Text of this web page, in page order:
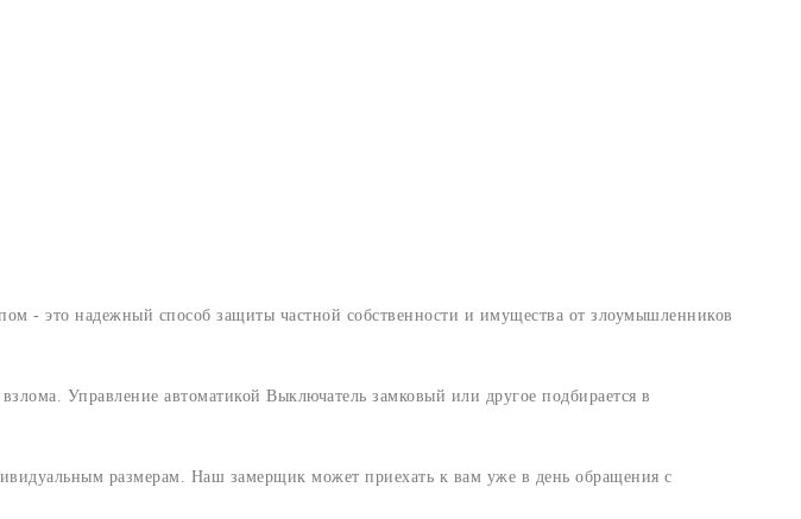
- это надежный способ защиты частной собственности и имущества от злоумышленников
Управление автоматикой Выключатель замковый или другое подбирается в
размерам. Наш замерщик может приехать к вам уже в день обращения с